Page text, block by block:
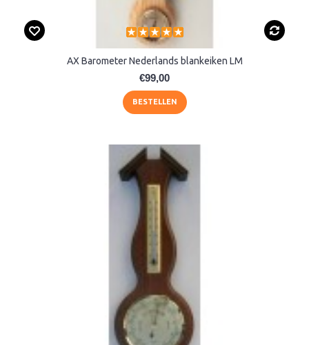
AX Barometer Nederlands blankeiken LM
€99,00
BESTELLEN